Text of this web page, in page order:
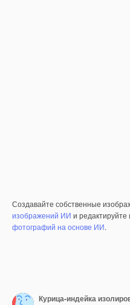
Создавайте собственные
изображений ИИ и
фотографий на основе ИИ.
Курица-индейка